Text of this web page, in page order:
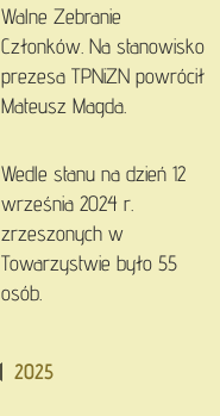
Walne Zebranie
Członków. Na stanowisko
prezesa TPNiZN powrócił
Mateusz Magda.
Wedle stanu na dzień 12
września 2024 r.
zrzeszonych w
Towarzystwie było 55
osób.
2025